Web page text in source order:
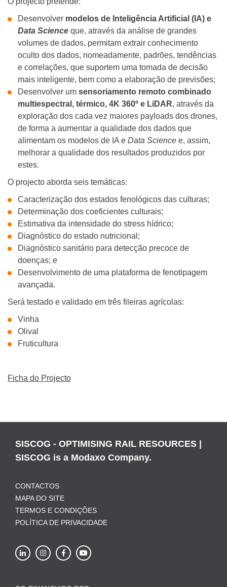
Desenvolver modelos de Inteligência Artificial (IA) e
Data Science que, através da análise de grandes
volumes de dados, permitam extrair conhecimento
oculto dos dados, nomeadamente, padrões, tendências
e correlações, que suportem uma tomada de decisão
mais inteligente, bem como a elaboração de previsões;
Desenvolver um sensoriamento remoto combinado
multiespectral, térmico, 4K 360º e LiDAR, através da
exploração dos cada vez maiores payloads dos drones,
de forma a aumentar a qualidade dos dados que
alimentam os modelos de IA e Data Science e, assim,
melhorar a qualidade dos resultados produzidos por
estes.
O projecto aborda seis temáticas:
Caracterização dos estados fenológicos das culturas;
Determinação dos coeficientes culturais;
Estimativa da intensidade do stress hídrico;
Diagnóstico do estado nutricional;
Diagnóstico sanitário para detecção precoce de
doenças; e
Desenvolvimento de uma plataforma de fenotipagem
avançada.
Será testado e validado em três fileiras agrícolas:
Vinha
Olival
Fruticultura
Ficha do Projecto
SISCOG - OPTIMISING RAIL RESOURCES |
SISCOG is a Modaxo Company.
CONTACTOS
MAPA DO SITE
TERMOS E CONDIÇÕES
POLÍTICA DE PRIVACIDADE